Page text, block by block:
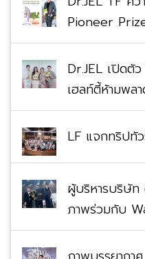
Pioneer
Dr.JEL เปิดตั
เฮลท์ตี้ห้ามพลา
LF แจกทริปทั
ผู้บริหารบริษัท
ภาพร่วมกับ